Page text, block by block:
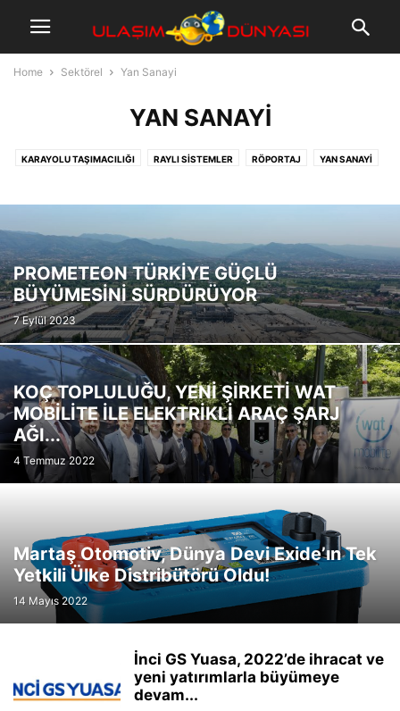
Home Sektörel Yan Sanayi
YAN SANAYI
KARAYOLU TAŞIMACILIĞI RAYLI SISTEMLER RÖPORTAJ YAN SANAYI
PROMETEON TÜRKİYE GÜÇLÜ
BÜYÜMESİNİ SÜRDÜRÜYOR
7 Eylül 2023
KOÇ TOPLULUĞU, YENİ ŞİRKETİ WAT
MOBİLİTE İLE ELEKTRİKLİ ARAÇ ŞARJ
AĞI...
4 Temmuz 2022
Martaş Otomotiv, Dünya Devi Exide’ın Tek
Yetkili Ülke Distribütörü Oldu!
14 Mayıs 2022
İnci GS Yuasa, 2022’de ihracat ve
yeni yatırımlarla büyümeye
devam...